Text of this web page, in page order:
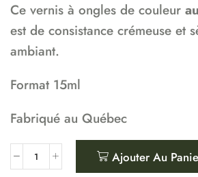
Ce vernis à ongles de couleur
est de consistance crémeuse et
ambiant.
Format 15ml
Fabriqué au Québec
Ajouter Au